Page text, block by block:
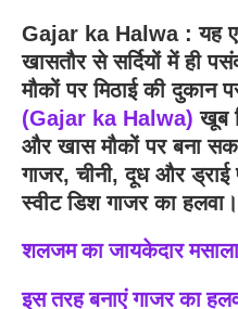
Gajar ka Halwa: यह
खासतौर से सर्दियों में ही
मौकों पर मिठाई की दुकान
(Gajar ka Halwa) खूब
और खास मौकों पर बना
गाजर, चीनी, दूध और
स्वीट डिश गाजर का हलवा।
शलजम का जायकेदार
इस तरह बनाएं गाजर का